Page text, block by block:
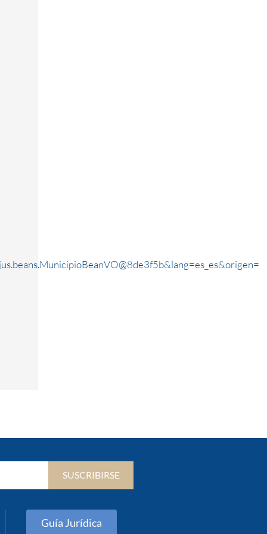
SUSCRIBIRSE
Guía Jurídica